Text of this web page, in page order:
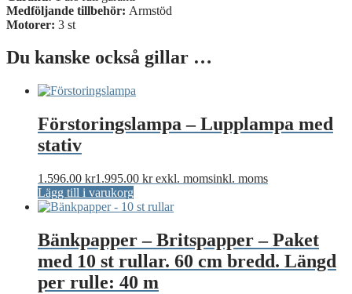
Medföljande tillbehör: Armstöd
Motorer: 3 st
Du kanske också gillar …
Förstoringslampa – Lupplampa med
stativ
1.596.00 kr1.995.00 kr exkl. momsinkl. moms
Lägg till i varukorg
Bänkpapper – Britspapper – Paket
med 10 st rullar. 60 cm bredd. Längd
per rulle: 40 m